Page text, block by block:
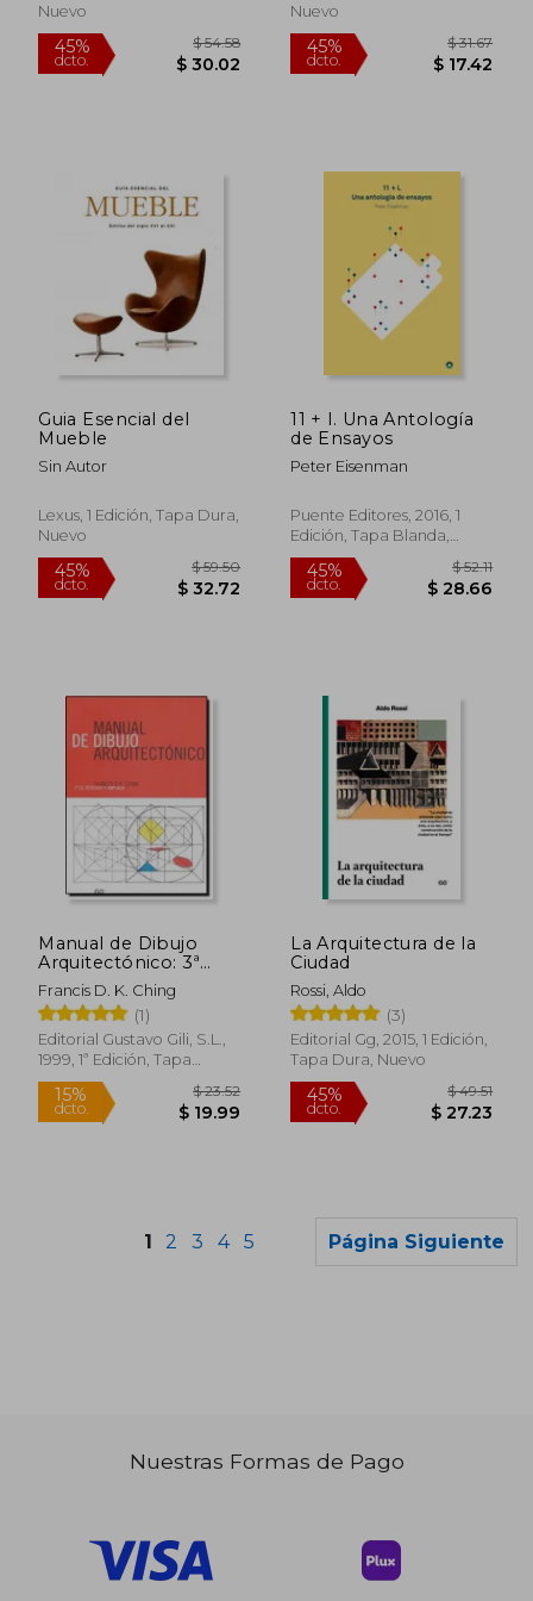
45%
dcto.
45%
dcto.
45%
dcto.
45%
dcto.
Nuevo
$ 54.58
Nuevo
45%
Guia Esencial del
Mueble
Sin Autor
Lexus, 1 Edición, Tapa Dura,
Nuevo
11 + l. Una Antología
de Ensayos
Peter Eisenman
Puente Editores, 2016, 1
Edición, Tapa Blanda,
Nuevo
Manual de Dibujo
Arquitectónico: 3ª
Edición Revisada y
Ampliada
Francis D. K. Ching
(1)
Editorial Gustavo Gili, S.L.,
1999, 1ª Edición, Tapa
Blanda, Nuevo
La Arquitectura de la
Ciudad
Rossi, Aldo
(3)
Editorial Gg, 2015, 1 Edición,
Tapa Dura, Nuevo
1 2 3 4 5 Página Siguiente
Nuestras Formas de Pago